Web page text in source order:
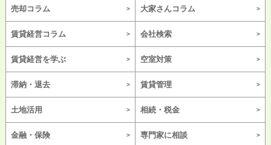
売却コラム 大家さんコラム
賃貸経営コラム 会社検索
賃貸経営を学ぶ 空室対策
滞納・退去 賃貸管理
土地活用 相続・税金
金融・保険 専門家に相談